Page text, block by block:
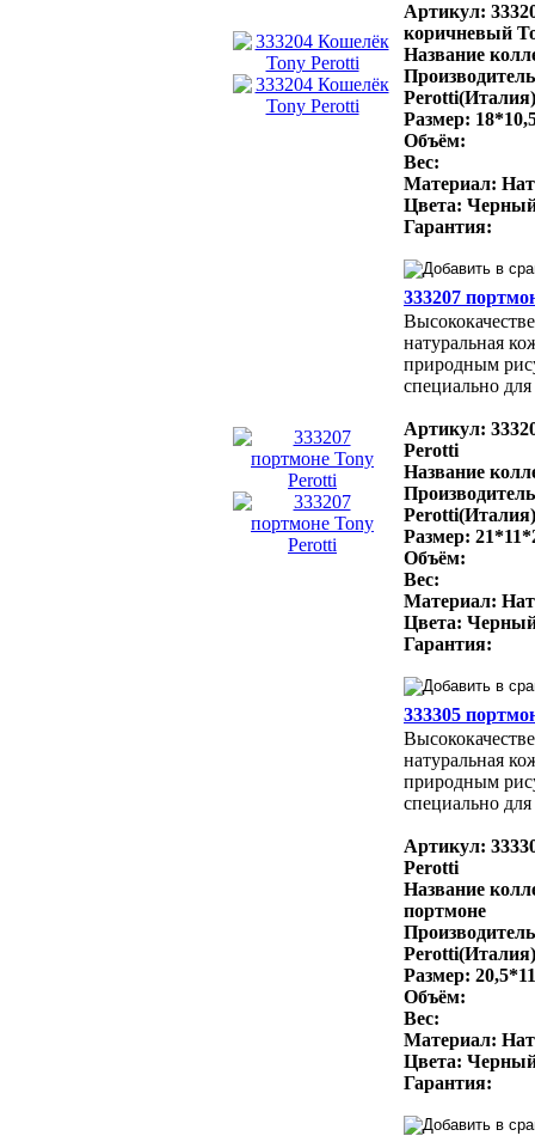
Артикул:
коричневый
Название
Perotti(Италия)
Размер:
Объём:
Вес:
Материал:
Цвета:
Гарантия:
333207
натуральная
природным
специально
Артикул:
Perotti
Название
Perotti(Италия)
Размер:
Объём:
Вес:
Материал:
Цвета:
Гарантия:
333305
натуральная
природным
специально
Артикул:
Perotti
Название
портмоне
Perotti(Италия)
Размер:
Объём:
Вес:
Материал:
Цвета:
Гарантия: